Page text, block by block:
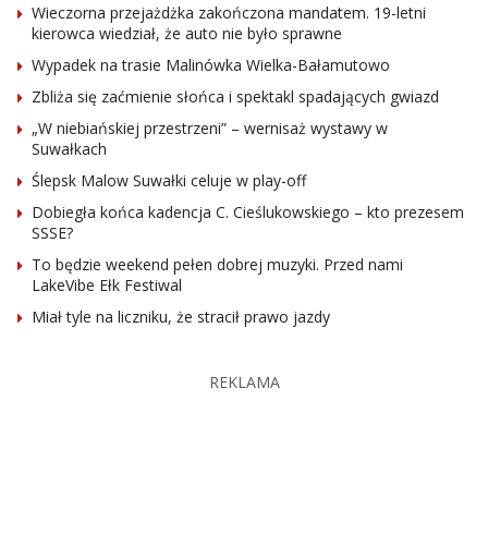
Wieczorna przejażdżka zakończona mandatem. 19-letni
kierowca wiedział, że auto nie było sprawne
Wypadek na trasie Malinówka Wielka-Bałamutowo
Zbliża się zaćmienie słońca i spektakl spadających gwiazd
„W niebiańskiej przestrzeni” – wernisaż wystawy w
Suwałkach
Ślepsk Malow Suwałki celuje w play-off
Dobiegła końca kadencja C. Cieślukowskiego – kto prezesem
SSSE?
To będzie weekend pełen dobrej muzyki. Przed nami
LakeVibe Ełk Festiwal
Miał tyle na liczniku, że stracił prawo jazdy
REKLAMA